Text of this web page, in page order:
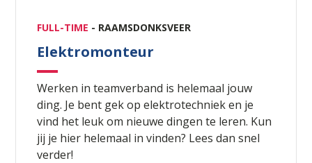
FULL-TIME - RAAMSDONKSVEER
Elektromonteur
Werken in teamverband is helemaal jouw
ding. Je bent gek op elektrotechniek en je
vind het leuk om nieuwe dingen te leren. Kun
jij je hier helemaal in vinden? Lees dan snel
verder!